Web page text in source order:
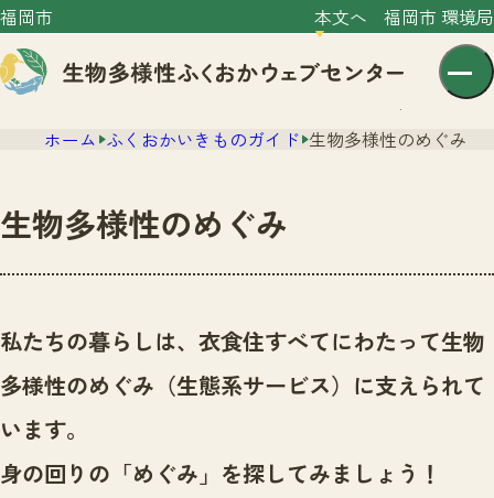
福岡市 本文へ 福岡市 環境局
センター紹介
センター紹介TOP
サイトポリシー
ニュース
いきものガイド
いきものガイドTOP
イベント
ホーム ふくおかいきものガイド 生物多様性のめぐみ
生物多様性のめぐみ
私たちの暮らしは、衣食住すべてにわたって生物
多様性のめぐみ（生態系サービス）に支えられて
います。
身の回りの「めぐみ」を探してみましょう！